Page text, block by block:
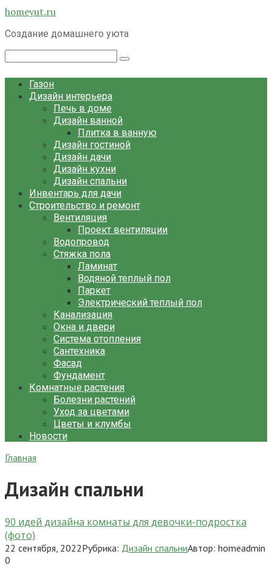
Перейти
контенту
homeyut.ru
Создание домашнего уюта
Газон
Дизайн интерьера
Печь в доме
Дизайн ванной
Плитка в ванную
Дизайн гостиной
Дизайн дачи
Дизайн кухни
Дизайн спальни
Инвентарь для дачи
Строительство и ремонт
Вентиляция
Проект вентиляции
Водопровод
Стяжка пола
Ламинат
Водяной теплый пол
Паркет
Электрический теплый пол
Канализация
Окна и двери
Система отопления
Сантехника
Фасад
Фундамент
Комнатные растения
Болезни растений
Уход за цветами
Цветы и клумбы
Новости
Главная
Дизайн спальни
90 идей дизайна комнаты для девочки-подростка
(фото)
22 сентября, 2022Рубрика: Дизайн спальниАвтор: homeadmin
0